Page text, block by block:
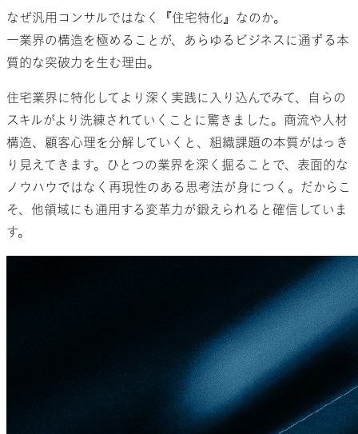
なぜ汎用コンサルではなく『住宅特化』なのか。
一業界の構造を極めることが、あらゆるビジネスに通ずる本
質的な突破力を生む理由。
住宅業界に特化してより深く実践に入り込んでみて、自らの
スキルがより洗練されていくことに驚きました。商流や人材
構造、顧客心理を分解していくと、組織課題の本質がはっき
り見えてきます。ひとつの業界を深く掘ることで、表面的な
ノウハウではなく再現性のある思考法が身につく。だからこ
そ、他領域にも通用する変革力が鍛えられると確信していま
す。